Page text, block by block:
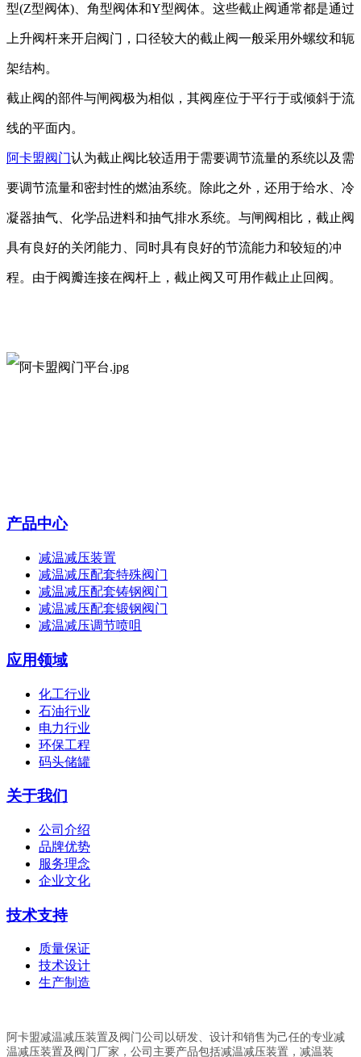
型(Z型阀体)、角型阀体和Y型阀体。这些截止阀通常都是通过
上升阀杆来开启阀门 ， 口径较大的截止阀一般采用外螺纹和轭
架结构。
截止阀的部件与闸阀极为相似 ， 其阀座位于平行于或倾斜于流
线的平面内。
阿卡盟阀门认为截止阀 比较适用于需要调节流量的系统以及需
要调节流量和密封性的燃油系统。 除此之外， 还用于给水、冷
凝器抽气、化学品进料和抽气排水系统。与闸阀相比，截止阀
具有良好的关闭能力、 同时具有良好的节流能力和较短的冲
程。由于阀瓣连接在阀杆上，截止阀 又 可用作截止止回阀。
产品中心
减温减压装置
减温减压配套特殊阀门
减温减压配套铸钢阀门
减温减压配套锻钢阀门
减温减压调节喷咀
应用领域
化工行业
石油行业
电力行业
环保工程
码头储罐
关于我们
公司介绍
品牌优势
服务理念
企业文化
技术支持
质量保证
技术设计
生产制造
阿卡盟减温减压装置及阀门公司以研发、设计和销售为己任的专业减
温减压装置及阀门厂家，公司主要产品包括减温减压装置，减温装